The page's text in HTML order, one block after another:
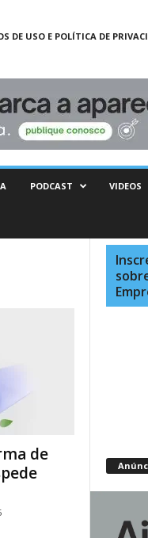
DE USO E POLÍTICA DE
PODCAST VIDEOS
de